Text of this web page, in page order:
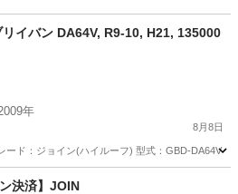
リイバン DA64V, R9-10, H21, 135000
年
8月8日
ード：ジョイン(ハイルーフ) 型式：GBD-DA64V
エブリイ
ン決済】JOIN